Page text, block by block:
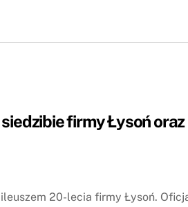
firmy Łysoń
20-lecia firmy Łysoń.